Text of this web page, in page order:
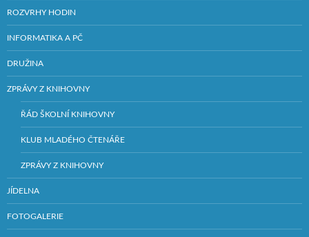
ROZVRHY HODIN
INFORMATIKA A PČ
DRUŽINA
ZPRÁVY Z KNIHOVNY
ŘÁD ŠKOLNÍ KNIHOVNY
KLUB MLADÉHO ČTENÁŘE
ZPRÁVY Z KNIHOVNY
JÍDELNA
FOTOGALERIE